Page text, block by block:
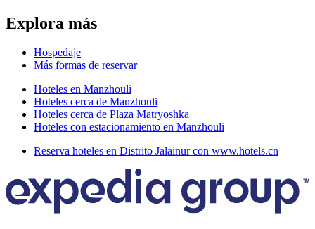
Explora más
Hospedaje
Más formas de reservar
Hoteles en Manzhouli
Hoteles cerca de Manzhouli
Hoteles cerca de Plaza Matryoshka
Hoteles con estacionamiento en Manzhouli
Reserva hoteles en Distrito Jalainur con www.hotels.cn